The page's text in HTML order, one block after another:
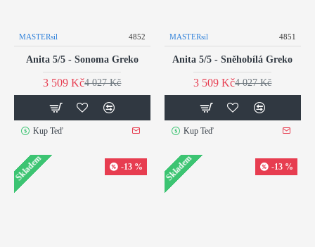
MASTERsil 4852
Anita 5/5 - Sonoma Greko
3 509 Kč4 027 Kč
Kup Teď
MASTERsil 4851
Anita 5/5 - Sněhobílá Greko
3 509 Kč4 027 Kč
Kup Teď
Skladem -13 % Skladem -13 %